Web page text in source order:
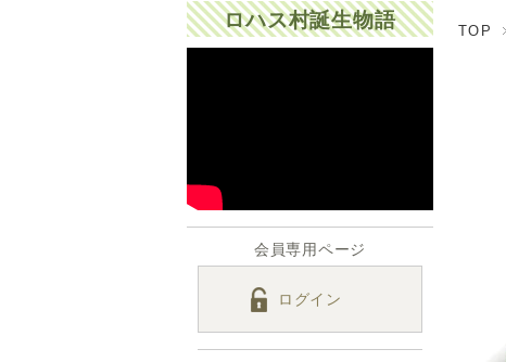
TOP
ロハス村誕生物語
会員専用ページ
ログイン